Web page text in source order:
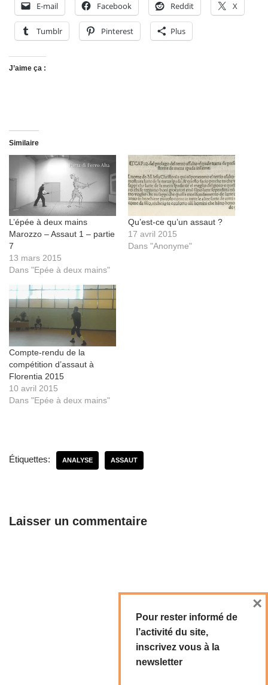
E-mail Facebook Reddit X
Tumblr Pinterest Plus
J’aime ça :
Similaire
L’épée à deux mains
Marozzo – Assaut 1 – partie
7
13 mars 2015
Dans "Epée à deux mains"
Qu’est-ce qu’un assaut ?
17 avril 2015
Dans "Anonyme"
Compte-rendu de la
compétition d’assaut à
Florentia 2015
10 avril 2015
Dans "Epée à deux mains"
Étiquettes: ANALYSE ASSAUT
Laisser un commentaire
Pour rester informé de
l’activité du site,
inscrivez vous à la
newsletter
×